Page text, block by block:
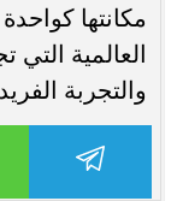
مكانتها
العالمية التي
والتجربة